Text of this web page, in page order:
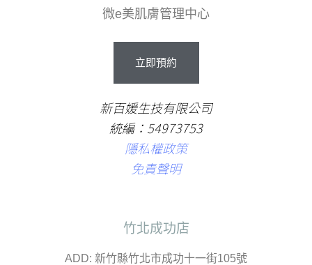
微e美肌膚管理中心
立即預約
新百媛生技有限公司
統編：54973753
隱私權政策
免責聲明
竹北成功店
ADD: 新竹縣竹北市成功十一街105號